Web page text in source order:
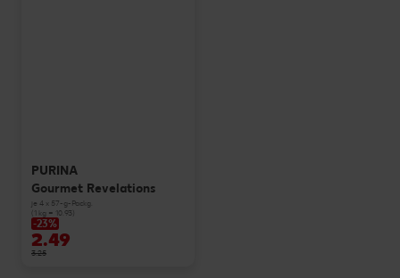
PURINA
Gourmet Revelations
je 4 x 57-g-Packg.
(1 kg = 10.93)
-23%
2.49
3.25